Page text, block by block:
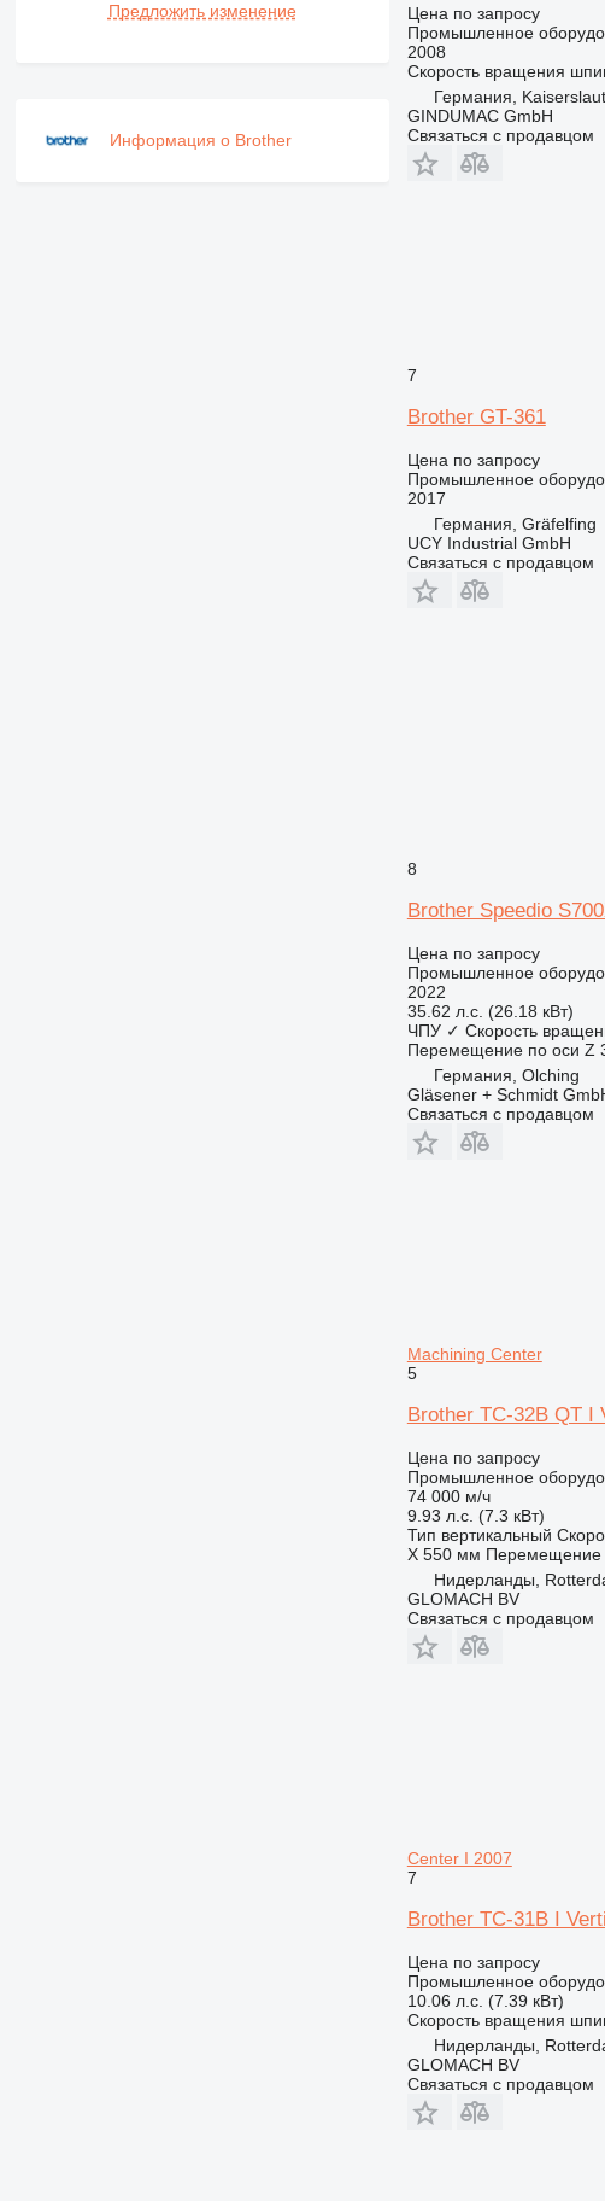
Предложить изменение
Информация о Brother
Цена по запросу
Промышленное
2008
Скорость вращения
Германия,
GINDUMAC GmbH
Связаться с продавцом
7
Brother GT-361
Цена по запросу
Промышленное
2017
Германия, Gräfelfing
UCY Industrial GmbH
Связаться с продавцом
8
Brother Speedio
Цена по запросу
Промышленное
2022
35.62 л.с. (26.18 кВт)
ЧПУ ✓ Скорость
Перемещение по оси Z
Германия, Olching
Gläsener + Schmidt
Связаться с продавцом
Machining Center
5
Brother TC-32B QT I
Цена по запросу
Промышленное
74 000 м/ч
9.93 л.с. (7.3 кВт)
Тип вертикальный
X 550 мм Перемещение
Нидерланды,
GLOMACH BV
Связаться с продавцом
Center I 2007
7
Brother TC-31B I
Цена по запросу
Промышленное
10.06 л.с. (7.39 кВт)
Скорость вращения
Нидерланды,
GLOMACH BV
Связаться с продавцом